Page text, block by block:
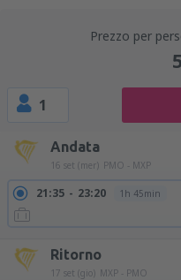
Prezzo per
1
Andata
16 set (mer) PMO - MXP
21:35 23:20 1h 45min
Ritorno
17 set (gio) MXP - PMO